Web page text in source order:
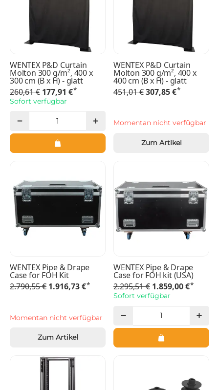
WENTEX P&D Curtain
Molton 300 g/m², 400 x
300 cm (B x H) - glatt
260,61 € 177,91 €*
Sofort verfügbar
WENTEX P&D Curtain
Molton 300 g/m², 400 x
400 cm (B x H) - glatt
451,01 €307,85 €*
Momentan nicht verfügbar
Zum Artikel
WENTEX Pipe & Drape
Case for FOH Kit
2.790,55 € 1.916,73 €*
Momentan nicht verfügbar
Zum Artikel
WENTEX Pipe & Drape
Case for FOH kit (USA)
2.295,51 € 1.859,00 €*
Sofort verfügbar